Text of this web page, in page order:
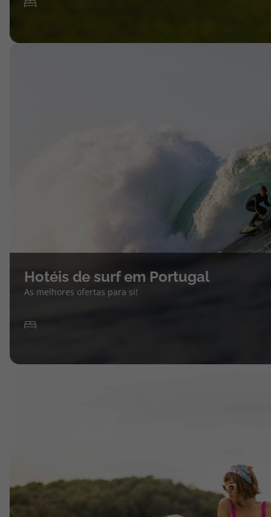
Hotéis de surf em Portugal
As melhores ofertas para si!